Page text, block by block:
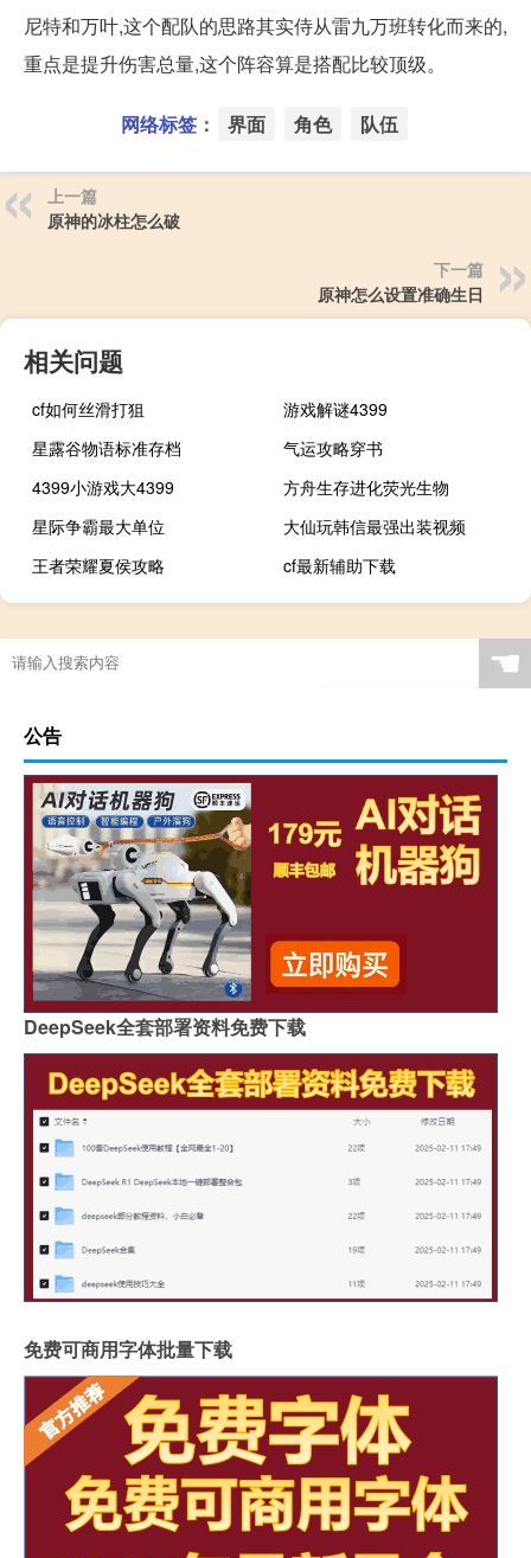
尼特和万叶,这个配队的思路其实侍从雷九万班转化而来的,
重点是提升伤害总量,这个阵容算是搭配比较顶级。
网络标签： 界面 角色 队伍
上一篇
原神的冰柱怎么破
下一篇
原神怎么设置准确生日
相关问题
cf如何丝滑打狙
游戏解谜4399
星露谷物语标准存档
气运攻略穿书
4399小游戏大4399
方舟生存进化荧光生物
星际争霸最大单位
大仙玩韩信最强出装视频
王者荣耀夏侯攻略
cf最新辅助下载
☚
公告
DeepSeek全套部署资料免费下载
免费可商用字体批量下载